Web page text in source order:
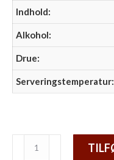
Indhold:
Alkohol:
Drue:
Serveringstemperatur: